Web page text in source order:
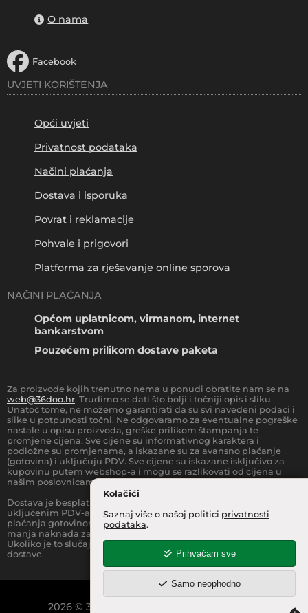
Kolačići
Saznaj više o našoj politici privatnosti
podataka.
Prihvaćam sve
Samo neophodno
O nama
Facebook
UVJETI KORIŠTENJA
Opći uvjeti
Privatnost podataka
Načini plaćanja
Dostava i isporuka
Povrat i reklamacije
Pohvale i prigovori
Platforma za rješavanje online sporova
NAČINI PLAĆANJA
Općom uplatnicom, virmanom, internet
bankarstvom
Pouzećem prilikom dostave paketa
Za proizvode kojih trenutno nema u ponudi obratite nam se na
web@36doo.hr. Trudimo se dati što bolji i točniji opis i sliku.
Unatoč tome, ne možemo garantirati da su svi navedeni podaci i
slike u potpunosti točni. Ne odgovaramo za eventualne pogreške
nastale u opisu proizvoda, greške prilikom štampanja te
promjene cijena. Sve cijene su informativnog karaktera i
podložne su promjenama, a iskazane su za avansno plaćanje
(gotovina) i uključuju PDV. Sve cijene su iskazane isključivo za
kupovinu putem webshop-a i mogu se razlikovati od cijena u
našim poslovnicama.
Dostava je besplatna za sve narudžbe iznad
uključenim PDV-a) za Zonu 1 (cijela RH, osim otoka).Prilikom
plaćanja gotovinom pri dostavi robe na kućnu adresu, moguća je
manja naknada za rad sa gotovinom na strani dostavne službe.
Ukoliko je to slučaj, to je jasno označeno pri samom iznosu
dostave.
2026© 36 INFO d.o.o.